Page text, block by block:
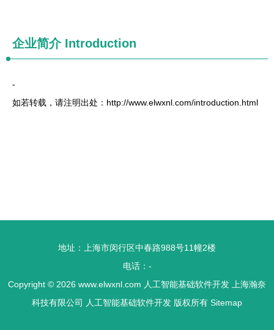
企业简介 Introduction
-
如若转载，请注明出处：http://www.elwxnl.com/introduction.html
地址：上海市闵行区中春路988号11幢2楼
电话：-
Copyright © 2026 www.elwxnl.com 人工智能基础软件开发
上海瀚奈
科技有限公司
人工智能基础软件开发 版权所有 Sitemap